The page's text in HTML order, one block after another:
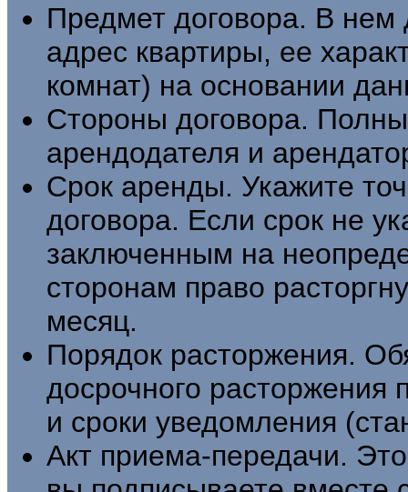
Предмет договора. В нем
адрес квартиры, ее
комнат) на основании
Стороны договора.
арендодателя и
Срок аренды. Укажите
договора. Если срок не
заключенным на
сторонам право
месяц.
Порядок расторжения.
досрочного расторжения
и сроки уведомления
Акт приема-передачи.